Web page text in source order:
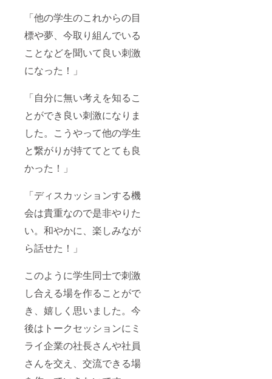
「他の学生のこれからの目
標や夢、今取り組んでいる
ことなどを聞いて良い刺激
になった！」
「自分に無い考えを知るこ
とができ良い刺激になりま
した。こうやって他の学生
と繋がりが持ててとても良
かった！」
「ディスカッションする機
会は貴重なので是非やりた
い。和やかに、楽しみなが
ら話せた！」
このように学生同士で刺激
し合える場を作ることがで
き、嬉しく思いました。今
後はトークセッションにミ
ライ企業の社長さんや社員
さんを交え、交流できる場